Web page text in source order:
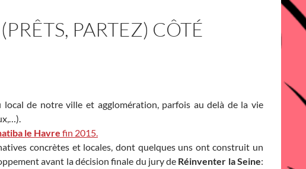
PARTEZ) CÔTÉ
de notre ville et agglomération, parfois au delà de la vie
le Havre fin 2015.
concrètes et locales, dont quelques uns ont construit un
avant la décision finale du jury de Réinventer la Seine: